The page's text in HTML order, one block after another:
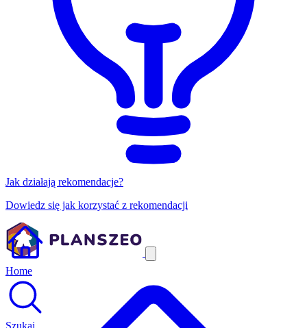
Jak działają rekomendacje?
Dowiedz się jak korzystać z rekomendacji
Home
Szukaj